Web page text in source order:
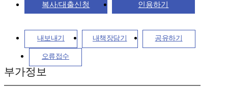
복사/대출신청 인용하기
내보내기 내책장담기 공유하기
오류접수
부가정보